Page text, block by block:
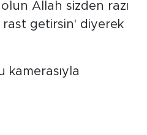
Allah sizden razı
rast getirsin' diyerek